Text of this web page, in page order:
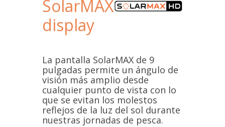
SolarMAX
display
La pantalla SolarMAX de 9
pulgadas permite un ángulo de
visión más amplio desde
cualquier punto de vista con lo
que se evitan los molestos
reflejos de la luz del sol durante
nuestras jornadas de pesca.